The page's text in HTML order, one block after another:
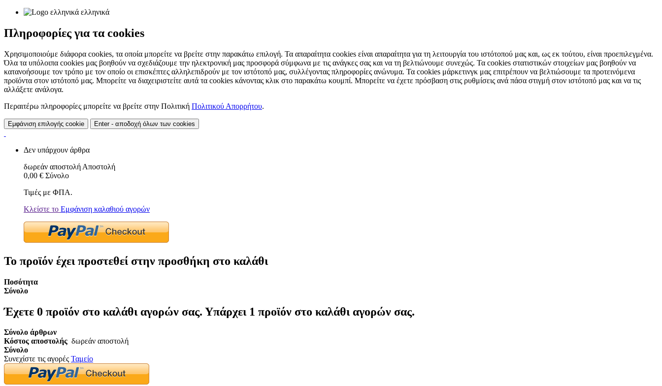
ελληνικά
Πληροφορίες για τα cookies
Χρησιμοποιούμε διάφορα cookies, τα οποία μπορείτε να βρείτε στην παρακάτω επιλογή. Τα απαραίτητα cookies είναι απαραίτητα για τη λειτουργία του ιστότοπού μας και, ως εκ τούτου, είναι προεπιλεγμένα.
Όλα τα υπόλοιπα cookies μας βοηθούν να σχεδιάζουμε την ηλεκτρονική μας προσφορά σύμφωνα με τις ανάγκες σας και να τη βελτιώνουμε συνεχώς. Τα cookies στατιστικών στοιχείων μας βοηθούν να
κατανοήσουμε τον τρόπο με τον οποίο οι επισκέπτες αλληλεπιδρούν με τον ιστότοπό μας, συλλέγοντας πληροφορίες ανώνυμα. Τα cookies μάρκετινγκ μας επιτρέπουν να βελτιώσουμε τα προτεινόμενα
προϊόντα στον ιστότοπό μας. Μπορείτε να διαχειριστείτε αυτά τα cookies κάνοντας κλικ στο παρακάτω κουμπί. Μπορείτε να έχετε πρόσβαση στις ρυθμίσεις ανά πάσα στιγμή στον ιστότοπό μας και να τις
αλλάξετε ανάλογα.
Περαιτέρω πληροφορίες μπορείτε να βρείτε στην Πολιτική Πολιτικού Απορρήτου.
Εμφάνιση επιλογής cookie Enter - αποδοχή όλων των cookies
Δεν υπάρχουν άρθρα
δωρεάν αποστολή Αποστολή
0,00 € Σύνολο
Τιμές με ΦΠΑ.
Κλείστε το Εμφάνιση καλαθιού αγορών
Το προϊόν έχει προστεθεί στην προσθήκη στο καλάθι
Ποσότητα
Σύνολο
Έχετε 0 προϊόν στο καλάθι αγορών σας. Υπάρχει 1 προϊόν στο καλάθι αγορών σας.
Σύνολο άρθρων
Κόστος αποστολής δωρεάν αποστολή
Σύνολο
Συνεχίστε τις αγορές Ταμείο